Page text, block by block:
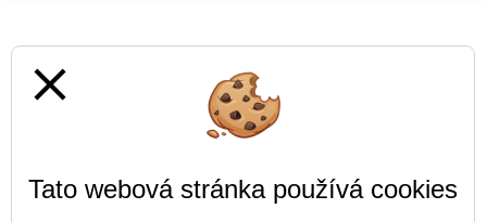
close
Tato webová stránka používá cookies